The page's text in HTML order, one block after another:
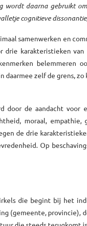
daarna gebruikt
cognitieve
samenwerken en
drie karakteristieken
belemmeren
daarmee zelf de grens,
door de aandacht
moraal,
de drie
Op
die begint bij het
(gemeente, provincie),